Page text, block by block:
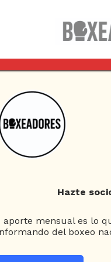
Columnas Box
EN
Hazte
aporte mensual es lo
del boxeo